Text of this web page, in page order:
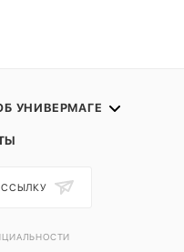
УНИВЕРМАГЕ